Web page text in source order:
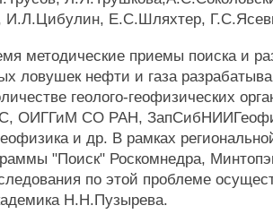
И.Л.Цибулин, Е.С.Шляхтер,
методические приемы поиска и
ловушек нефти и газа
геолого-геофизических
ОИГГиМ СО РАН,
и др. В рамках
"Поиск" Роскомнедра,
по этой проблеме
Н.Н.Пузырева.